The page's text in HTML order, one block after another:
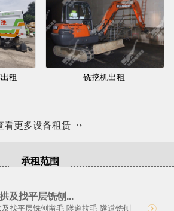
租 铣挖机出租
看更多设备租赁
承租范围
及找平层铣刨...
及找平层铣刨凿毛 隧道拉毛 隧道铣刨